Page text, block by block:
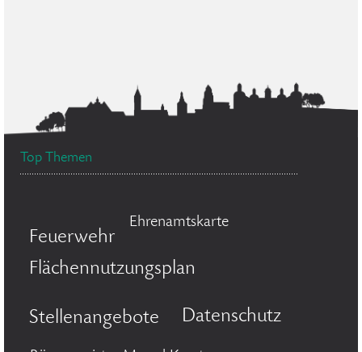
Top Themen
Feuerwehr
Ehrenamtskarte
Flächennutzungsplan
Stellenangebote Datenschutz